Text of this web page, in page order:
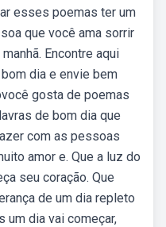
esses poemas ter um
que você ama sorrir
Encontre aqui
dia e envie bem
gosta de poemas
de bom dia que
com as pessoas
amor e. Que a luz do
seu coração. Que
de um dia repleto
um dia vai começar,